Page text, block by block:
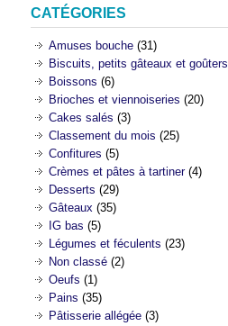
CATÉGORIES
Amuses bouche (31)
Biscuits, petits gâteaux et goûters
Boissons (6)
Brioches et viennoiseries (20)
Cakes salés (3)
Classement du mois (25)
Confitures (5)
Crèmes et pâtes à tartiner(4)
Desserts (29)
Gâteaux (35)
IG bas (5)
Légumes et féculents (23)
Non classé (2)
Oeufs (1)
Pains (35)
Pâtisserie allégée (3)